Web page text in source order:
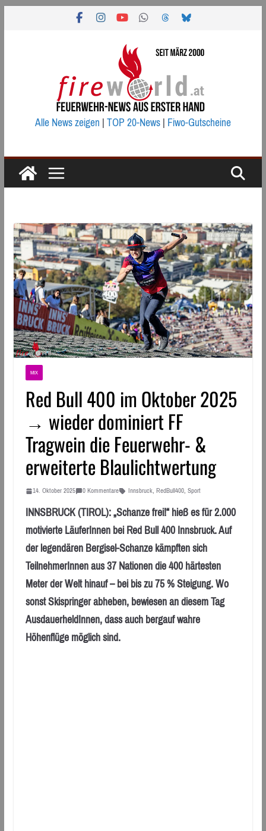
Alle News zeigen|TOP 20-News|Fiwo-Gutscheine
MIX
Red Bull 400 im Oktober 2025
→ wieder dominiert FF
Tragwein die Feuerwehr- &
erweiterte Blaulichtwertung
14. Oktober 2025 0 Kommentare Innsbruck, RedBull400, Sport
INNSBRUCK (TIROL): „Schanze frei!“ hieß es für 2.000
motivierte LäuferInnen bei Red Bull 400 Innsbruck. Auf
der legendären Bergisel-Schanze kämpften sich
TeilnehmerInnen aus 37 Nationen die 400 härtesten
Meter der Welt hinauf – bei bis zu 75 % Steigung. Wo
sonst Skispringer abheben, bewiesen an diesem Tag
AusdauerheldInnen, dass auch bergauf wahre
Höhenflüge möglich sind.